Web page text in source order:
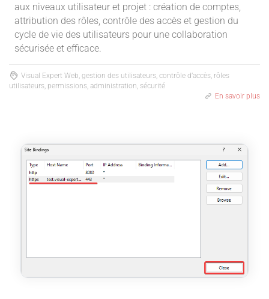
aux niveaux utilisateur et projet : création de comptes,
attribution des rôles, contrôle des accès et gestion du
cycle de vie des utilisateurs pour une collaboration
sécurisée et efficace.
Visual Expert Web, gestion des utilisateurs, contrôle d’accès, rôles
utilisateurs, permissions, administration, sécurité
En savoir plus